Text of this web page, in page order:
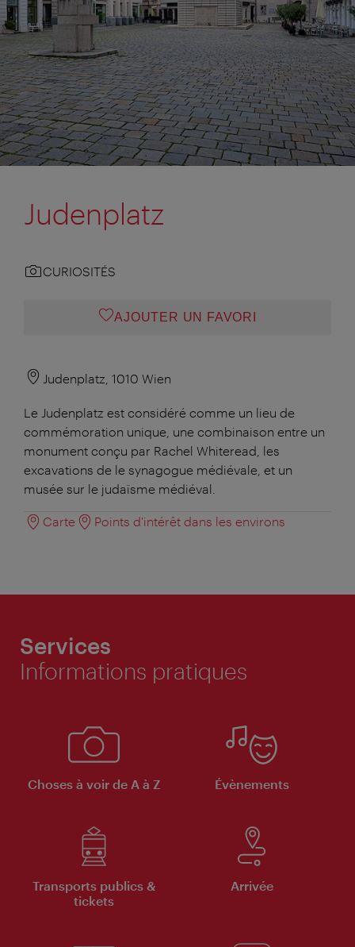
Judenplatz
CURIOSITÉS
AJOUTER UN FAVORI
Judenplatz, 1010 Wien
Le Judenplatz est considéré comme un lieu de
commémoration unique, une combinaison entre un
monument conçu par Rachel Whiteread, les
excavations de le synagogue médiévale, et un
musée sur le judaïsme médiéval.
Carte Points d'intérêt dans les environs
Services
Informations pratiques
Choses à voir de A à Z Évènements
Transports publics &
tickets
Arrivée